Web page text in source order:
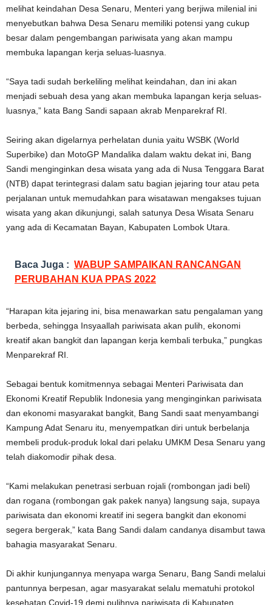
melihat keindahan Desa Senaru, Menteri yang berjiwa milenial ini
menyebutkan bahwa Desa Senaru memiliki potensi yang cukup
besar dalam pengembangan pariwisata yang akan mampu
membuka lapangan kerja seluas-luasnya.
“Saya tadi sudah berkeliling melihat keindahan, dan ini akan
menjadi sebuah desa yang akan membuka lapangan kerja seluas-
luasnya,” kata Bang Sandi sapaan akrab Menparekraf RI.
Seiring akan digelarnya perhelatan dunia yaitu WSBK (World
Superbike) dan MotoGP Mandalika dalam waktu dekat ini, Bang
Sandi menginginkan desa wisata yang ada di Nusa Tenggara Barat
(NTB) dapat terintegrasi dalam satu bagian jejaring tour atau peta
perjalanan untuk memudahkan para wisatawan mengakses tujuan
wisata yang akan dikunjungi, salah satunya Desa Wisata Senaru
yang ada di Kecamatan Bayan, Kabupaten Lombok Utara.
Baca Juga : WABUP SAMPAIKAN RANCANGAN
PERUBAHAN KUA PPAS 2022
“Harapan kita jejaring ini, bisa menawarkan satu pengalaman yang
berbeda, sehingga Insyaallah pariwisata akan pulih, ekonomi
kreatif akan bangkit dan lapangan kerja kembali terbuka,” pungkas
Menparekraf RI.
Sebagai bentuk komitmennya sebagai Menteri Pariwisata dan
Ekonomi Kreatif Republik Indonesia yang menginginkan pariwisata
dan ekonomi masyarakat bangkit, Bang Sandi saat menyambangi
Kampung Adat Senaru itu, menyempatkan diri untuk berbelanja
membeli produk-produk lokal dari pelaku UMKM Desa Senaru yang
telah diakomodir pihak desa.
“Kami melakukan penetrasi serbuan rojali (rombongan jadi beli)
dan rogana (rombongan gak pakek nanya) langsung saja, supaya
pariwisata dan ekonomi kreatif ini segera bangkit dan ekonomi
segera bergerak,” kata Bang Sandi dalam candanya disambut tawa
bahagia masyarakat Senaru.
Di akhir kunjungannya menyapa warga Senaru, Bang Sandi melalui
pantunnya berpesan, agar masyarakat selalu mematuhi protokol
kesehatan Covid-19 demi pulihnya pariwisata di Kabupaten